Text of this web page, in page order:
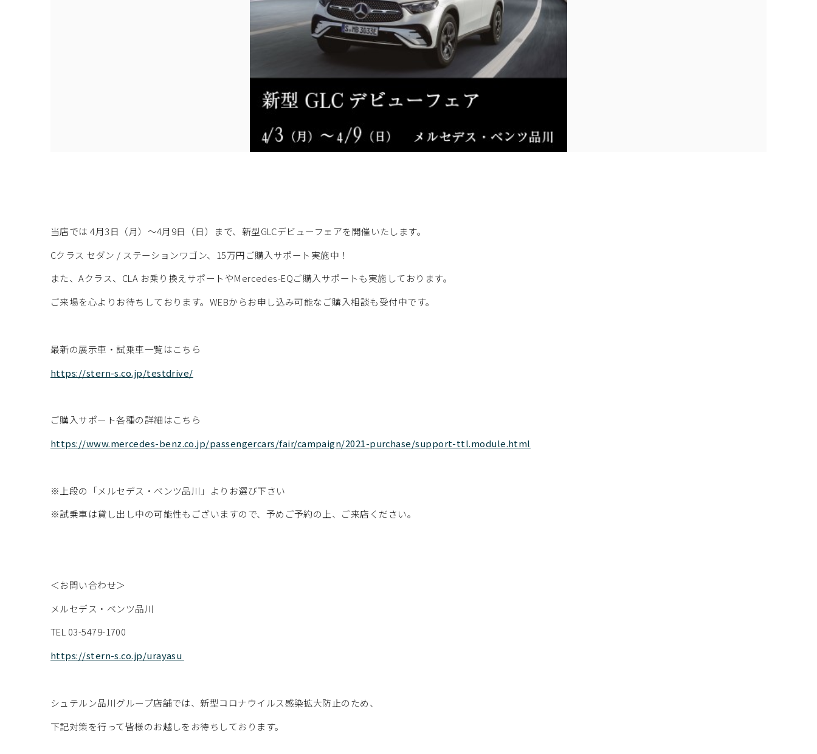
当店では 4月3日（月）～4月9日（日）まで、新型GLCデビューフェアを開催いたします。
Cクラス セダン / ステーションワゴン、15万円ご購入サポート実施中！
また、Aクラス、CLA お乗り換えサポートやMercedes-EQご購入サポートも実施しております。
ご来場を心よりお待ちしております。WEBからお申し込み可能なご購入相談も受付中です。
最新の展示車・試乗車一覧はこちら
https://stern-s.co.jp/testdrive/
ご購入サポート各種の詳細はこちら
https://www.mercedes-benz.co.jp/passengercars/fair/campaign/2021-purchase/support-ttl.module.html
※上段の「メルセデス・ベンツ品川」よりお選び下さい
※試乗車は貸し出し中の可能性もございますので、予めご予約の上、ご来店ください。
＜お問い合わせ＞
メルセデス・ベンツ品川
TEL 03-5479-1700
https://stern-s.co.jp/urayasu
シュテルン品川グループ店舗では、新型コロナウイルス感染拡大防止のため、
下記対策を行って皆様のお越しをお待ちしております。